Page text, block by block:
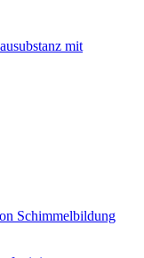
mit
Schimmelbildung